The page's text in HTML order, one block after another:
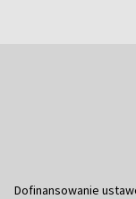
Dofinansowanie